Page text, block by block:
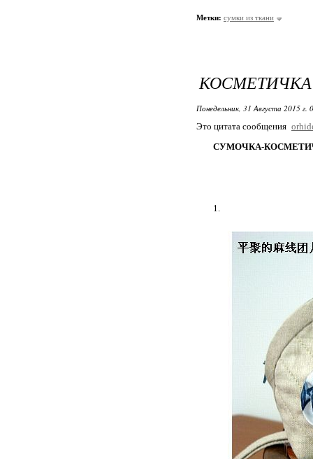
Метки: сумки из ткани
Понедельник, 31 Августа 2015 г.
Это цитата сообщения
СУМОЧКА-
1.